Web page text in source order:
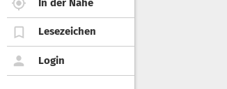
In der Nähe
Lesezeichen
Login